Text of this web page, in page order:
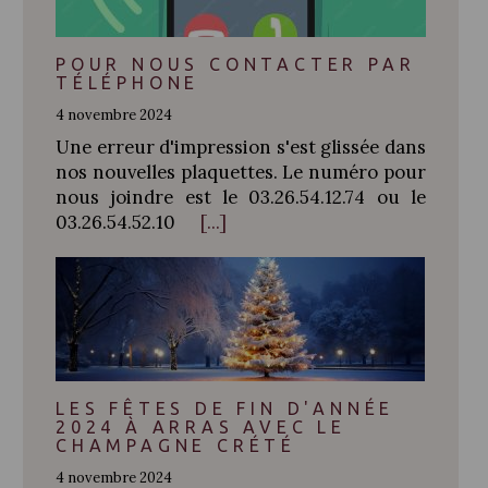
POUR NOUS CONTACTER PAR
TÉLÉPHONE
4 novembre 2024
Une erreur d'impression s'est glissée dans
nos nouvelles plaquettes. Le numéro pour
nous joindre est le 03.26.54.12.74 ou le
03.26.54.52.10
[...]
LES FÊTES DE FIN D'ANNÉE
2024 À ARRAS AVEC LE
CHAMPAGNE CRÉTÉ
4 novembre 2024